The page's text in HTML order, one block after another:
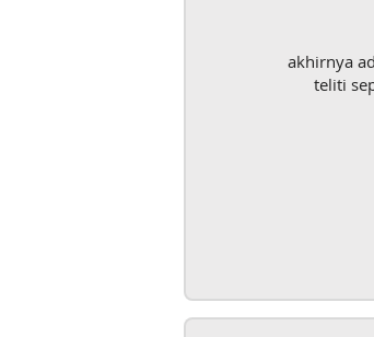
akhirnya
teliti